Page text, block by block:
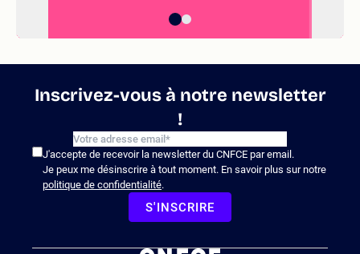
Inscrivez-vous à notre newsletter
!
J'accepte de recevoir la newsletter du CNFCE par email.
Je peux me désinscrire à tout moment. En savoir plus sur notre
politique de confidentialité.
S'INSCRIRE